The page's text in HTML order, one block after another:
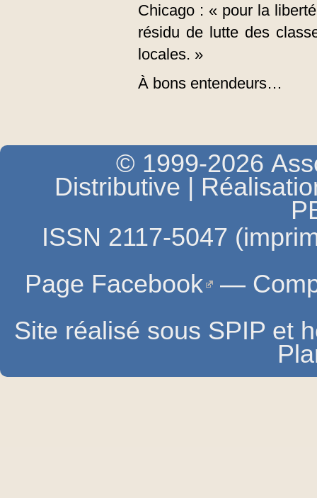
Chicago : « pour la
résidu de lutte des
locales. »
À bons entendeurs…
© 1999-2026
Distributive |
ISSN 2117-5047
Page Facebook —
Site réalisé sous SPIP et